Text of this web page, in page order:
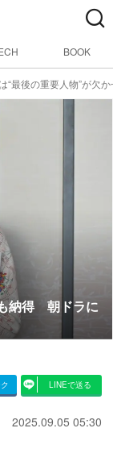
BOOK
“最後の重要人物”が欠
納得 朝ドラに
LINEで送る
2025.09.05 05:30